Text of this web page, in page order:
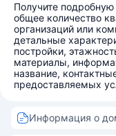
Получите
общее количество
организаций или
детальные
постройки,
материалы,
название,
предоставляемых
Информация о